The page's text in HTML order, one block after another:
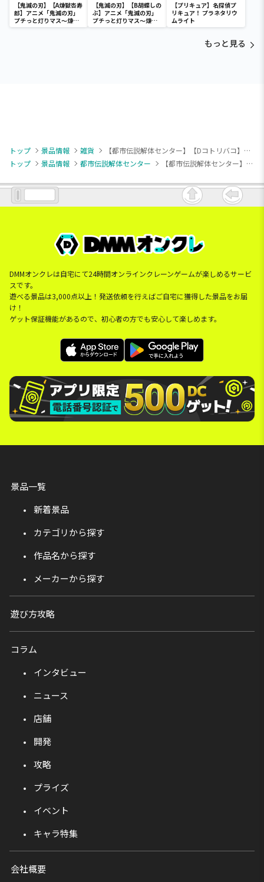
【鬼滅の刃】【A煉獄杏寿
郎】アニメ「鬼滅の刃」
プチっと灯りマス～煉獄
杏寿郎・胡蝶しのぶ～
【鬼滅の刃】【B胡蝶しの
ぶ】アニメ「鬼滅の刃」
プチっと灯りマス～煉獄
杏寿郎・胡蝶しのぶ～
【プリキュア】名探偵プ
リキュア！ プラネタリウ
ムライト
もっと見る
トップ 景品情報 雑貨
【都市伝説解体センター】【Dコトリバコ】都市伝説解体センター モチーフぬいぐるみポーチ
トップ
景品情報 都市伝説解体センター 【都市伝説解体センター】【Dコトリバコ】都市伝説解体センター モチーフぬいぐるみポーチ
DMMオンクレは自宅にて24時間オンラインクレーンゲームが楽しめるサービ
スです。
遊べる景品は3,000点以上！発送依頼を行えばご自宅に獲得した景品をお届
け！
ゲット保証機能があるので、初心者の方でも安心して楽しめます。
景品一覧
新着景品
カテゴリから探す
作品名から探す
メーカーから探す
遊び方攻略
コラム
インタビュー
ニュース
店舗
開発
攻略
プライズ
イベント
キャラ特集
会社概要